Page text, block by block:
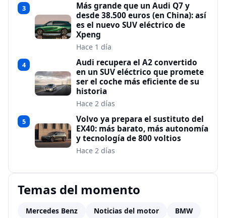
3
Más grande que un Audi Q7 y
desde 38.500 euros (en China): así
es el nuevo SUV eléctrico de
Xpeng
Hace 1 día
4
Audi recupera el A2 convertido
en un SUV eléctrico que promete
ser el coche más eficiente de su
historia
Hace 2 días
5
Volvo ya prepara el sustituto del
EX40: más barato, más autonomía
y tecnología de 800 voltios
Hace 2 días
Temas del momento
Mercedes Benz Noticias del motor BMW